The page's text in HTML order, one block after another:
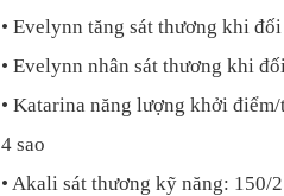
• Evelynn tăng sát thương khi
• Evelynn nhân sát thương khi
• Katarina năng lượng khởi
4 sao
• Akali sát thương kỹ năng: